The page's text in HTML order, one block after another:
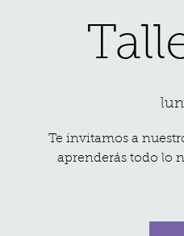
Te invitamos a
aprenderás todo lo